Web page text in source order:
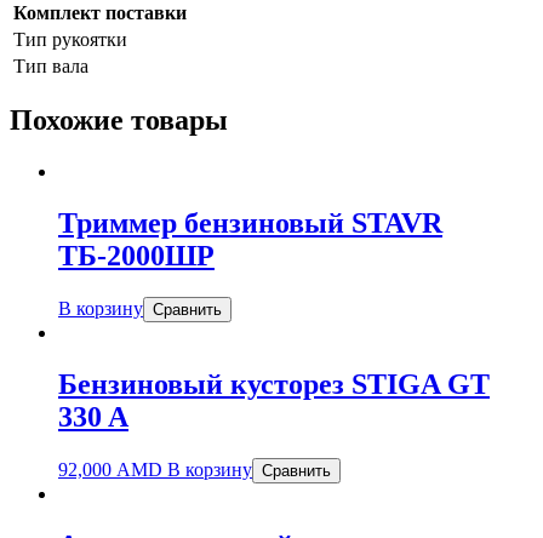
Комплект поставки
Тип рукоятки
Тип вала
Похожие товары
Триммер бензиновый STAVR
ТБ-2000ШР
В корзину Сравнить
Бензиновый кусторез STIGA GT
330 A
92,000 AMD В корзину Сравнить